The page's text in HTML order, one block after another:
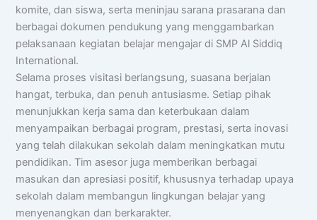
komite, dan siswa, serta meninjau sarana prasarana dan
berbagai dokumen pendukung yang menggambarkan
pelaksanaan kegiatan belajar mengajar di SMP Al Siddiq
International.
Selama proses visitasi berlangsung, suasana berjalan
hangat, terbuka, dan penuh antusiasme. Setiap pihak
menunjukkan kerja sama dan keterbukaan dalam
menyampaikan berbagai program, prestasi, serta inovasi
yang telah dilakukan sekolah dalam meningkatkan mutu
pendidikan. Tim asesor juga memberikan berbagai
masukan dan apresiasi positif, khususnya terhadap upaya
sekolah dalam membangun lingkungan belajar yang
menyenangkan dan berkarakter.